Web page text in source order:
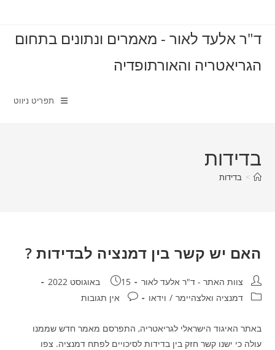
content
ד"ר אלעד לאור - מאמרים ונתונים בתחום
הגריאטריה והאורתופדיה
תפריט ניווט
בדידות
> בדידות
האם יש קשר בין דמנציה לבדידות ?
מחבר:צוות האתר - ד"ר אלעד לאור פורסם:
15 באוגוסט 2022
קטגוריה:דמנציה ואלצהיימר / וידאו תגובות:אין תגובות
באתר האיגוד הישראלי לגריאטריה, התפרסם מאמר חדש שממנו
עולה כי ישנו קשר חזק בין בדידות לסיכויים לפתח דמנציה. צפו